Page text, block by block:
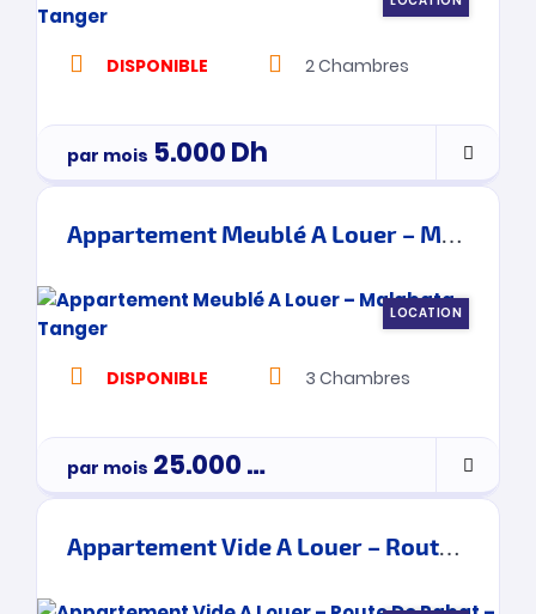
DISPONIBLE 2Chambres
par mois 5.000Dh
Appartement Meublé A Louer – Malabata – Tanger
LOCATION
DISPONIBLE 3 Chambres
par mois 25.000Dh
Appartement Vide A Louer – Route De Rabat – Tanger